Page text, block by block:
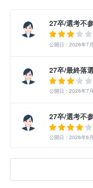
27卒/選考不
公開日：2026年7
27卒/最終落
公開日：2026年7
27卒/選考不
公開日：2026年6